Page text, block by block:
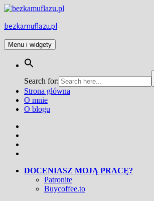
Przejdź
treści
bezkamuflazu.pl
Menu i widgety
Search for:
Strona główna
O mnie
O blogu
DOCENIASZ MOJĄ PRACĘ?
Patronite
Buycoffee.to